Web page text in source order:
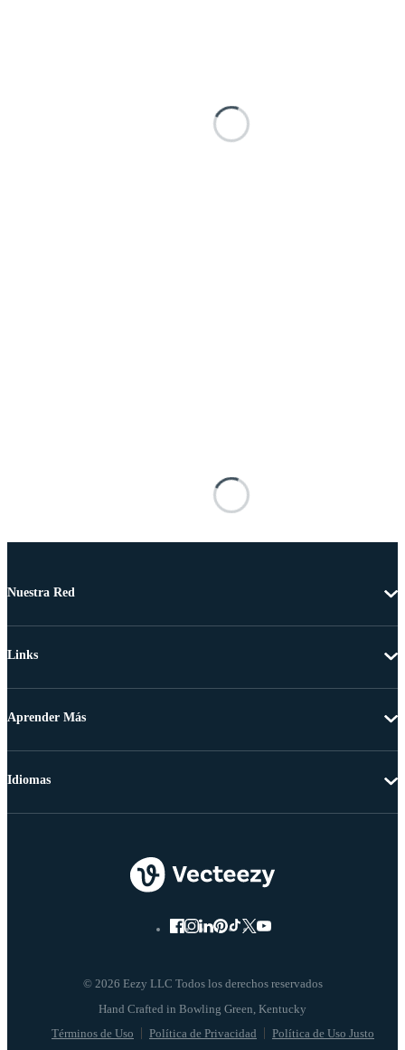
Nuestra Red
Links
Aprender Más
© 2026 Eezy LLC Todos los derechos reservados
Términos de Uso Política de Privacidad Política de Uso Justo
Idiomas